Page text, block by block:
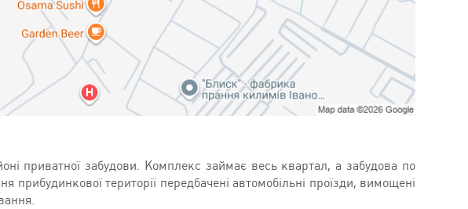
приватної забудови. Комплекс займає весь квартал, а забудова по
території передбачені автомобільні проїзди, вимощені